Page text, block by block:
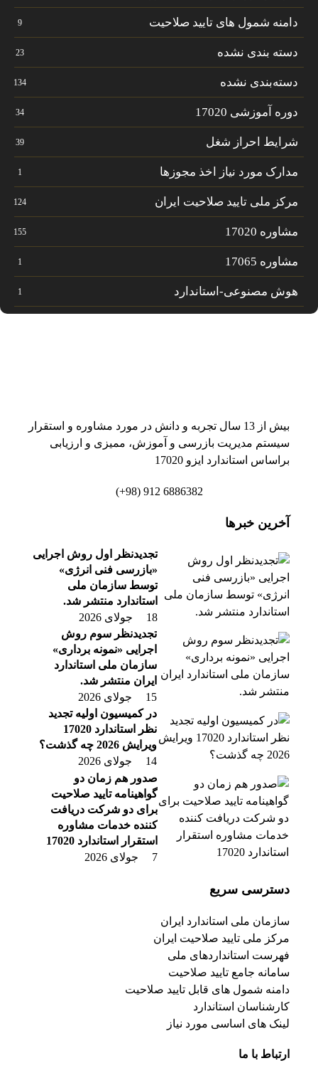
دامنه شمول های تایید صلاحیت 9
دسته بندی نشده 23
دسته‌بندی نشده 134
دوره آموزشی 17020 34
شرایط احراز شغل 39
مدارک مورد نیاز اخذ مجوزها 1
مرکز ملی تایید صلاحیت ایران 124
مشاوره 17020 155
مشاوره 17065 1
هوش مصنوعی-استاندارد 1
بیش از 13 سال تجربه و دانش در مورد مشاوره و استقرار
سیستم مدیریت بازرسی و آموزش، ممیزی و ارزیابی
براساس استاندارد ایزو 17020
6886382 912 (98+)
آخرین خبرها
تجدیدنظر اول روش اجرایی
«بازرسی فنی انرژی»
توسط سازمان ملی
استاندارد منتشر شد.
18 جولای 2026
تجدیدنظر سوم روش
اجرایی «نمونه برداری»
سازمان ملی استاندارد
ایران منتشر شد.
15 جولای 2026
در کمیسیون اولیه تجدید
نظر استاندارد 17020
ویرایش 2026 چه گذشت؟
14 جولای 2026
صدور هم زمان دو
گواهینامه تایید صلاحیت
برای دو شرکت دریافت
کننده خدمات مشاوره
استقرار استاندارد 17020
7 جولای 2026
دسترسی سریع
سازمان ملی استاندارد ایران
مرکز ملی تایید صلاحیت ایران
فهرست استانداردهای ملی
سامانه جامع تایید صلاحیت
دامنه شمول های قابل تایید صلاحیت
کارشناسان استاندارد
لینک های اساسی مورد نیاز
ارتباط با ما